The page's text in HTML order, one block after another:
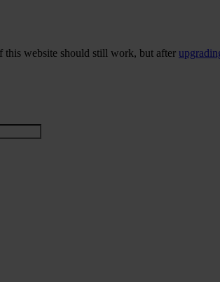
this website should still work, but after